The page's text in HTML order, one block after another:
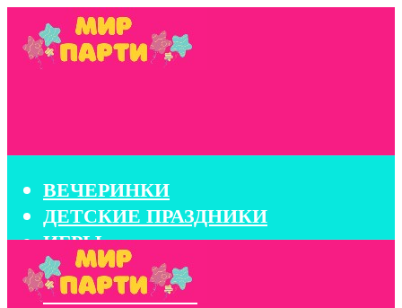
ВЕЧЕРИНКИ
ДЕТСКИЕ ПРАЗДНИКИ
ИГРЫ
КОНКУРСЫ
КОРПОРАТИВЫ